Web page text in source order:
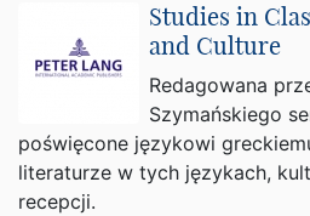
Studies in
and Culture
Redagowana
Szymańskiego
poświęcone językowi
literaturze w tych językach,
recepcji.